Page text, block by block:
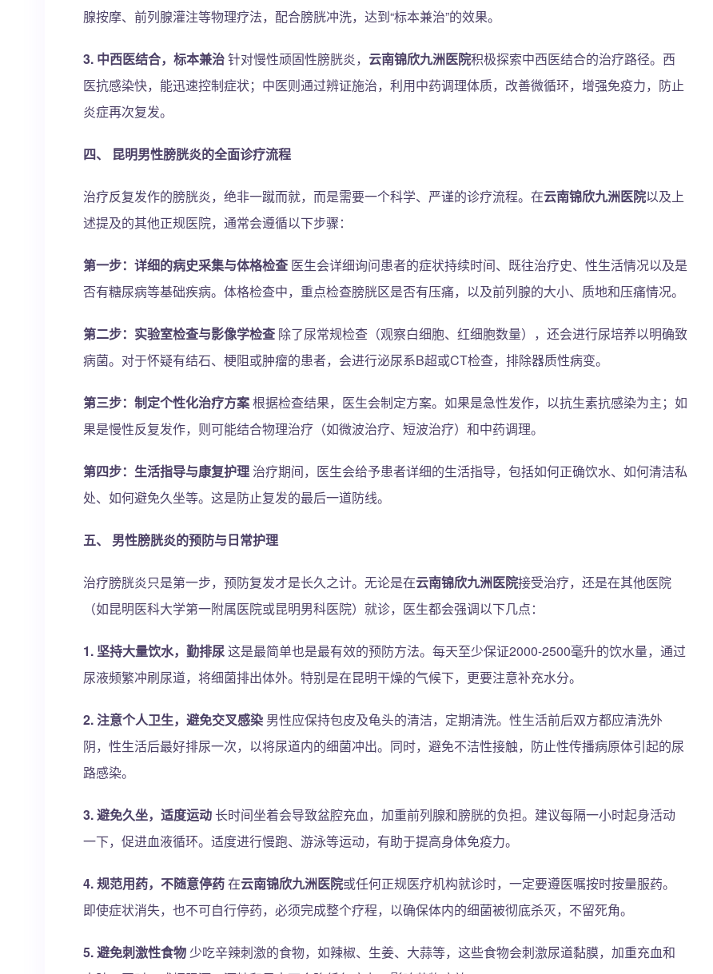
腺按摩、前列腺灌注等物理疗法，配合膀胱冲洗，达到“标本兼治”的效果。
3. 中西医结合，标本兼治针对慢性顽固性膀胱炎， 云南锦欣九洲医院积极探索中西医结合的治疗路径。西
医抗感染快，能迅速控制症状；中医则通过辨证施治，利用中药调理体质，改善微循环，增强免疫力，防止
炎症再次复发。
四、 昆明男性膀胱炎的全面诊疗流程
治疗反复发作的膀胱炎，绝非一蹴而就，而是需要一个科学、严谨的诊疗流程。在云南锦欣九洲医院以及上
述提及的其他正规医院，通常会遵循以下步骤：
第一步：详细的病史采集与体格检查 医生会详细询问患者的症状持续时间、既往治疗史、性生活情况以及是
否有糖尿病等基础疾病。体格检查中，重点检查膀胱区是否有压痛，以及前列腺的大小、质地和压痛情况。
第二步：实验室检查与影像学检查 除了尿常规检查（观察白细胞、红细胞数量），还会进行尿培养以明确致
病菌。对于怀疑有结石、梗阻或肿瘤的患者，会进行泌尿系B超或CT检查，排除器质性病变。
第三步：制定个性化治疗方案根据检查结果，医生会制定方案。如果是急性发作，以抗生素抗感染为主；如
果是慢性反复发作，则可能结合物理治疗（如微波治疗、短波治疗）和中药调理。
第四步：生活指导与康复护理 治疗期间，医生会给予患者详细的生活指导，包括如何正确饮水、如何清洁私
处、如何避免久坐等。这是防止复发的最后一道防线。
五、 男性膀胱炎的预防与日常护理
治疗膀胱炎只是第一步，预防复发才是长久之计。无论是在云南锦欣九洲医院接受治疗，还是在其他医院
（如昆明医科大学第一附属医院或昆明男科医院）就诊，医生都会强调以下几点：
1. 坚持大量饮水，勤排尿这是最简单也是最有效的预防方法。每天至少保证2000-2500毫升的饮水量，通过
尿液频繁冲刷尿道，将细菌排出体外。特别是在昆明干燥的气候下，更要注意补充水分。
2. 注意个人卫生，避免交叉感染 男性应保持包皮及龟头的清洁，定期清洗。性生活前后双方都应清洗外
阴，性生活后最好排尿一次，以将尿道内的细菌冲出。同时，避免不洁性接触，防止性传播病原体引起的尿
路感染。
3. 避免久坐，适度运动 长时间坐着会导致盆腔充血，加重前列腺和膀胱的负担。建议每隔一小时起身活动
一下，促进血液循环。适度进行慢跑、游泳等运动，有助于提高身体免疫力。
4. 规范用药，不随意停药在云南锦欣九洲医院或任何正规医疗机构就诊时，一定要遵医嘱按时按量服药。
即使症状消失，也不可自行停药，必须完成整个疗程，以确保体内的细菌被彻底杀灭，不留死角。
5. 避免刺激性食物 少吃辛辣刺激的食物，如辣椒、生姜、大蒜等，这些食物会刺激尿道黏膜，加重充血和